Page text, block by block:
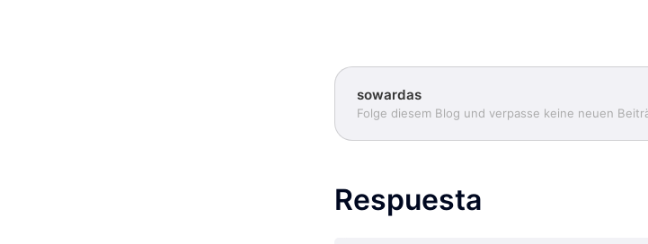
sowardas
sowardas
sowardas
Folge diesem Blog und verpasse keine neuen
sowardas
Respuesta